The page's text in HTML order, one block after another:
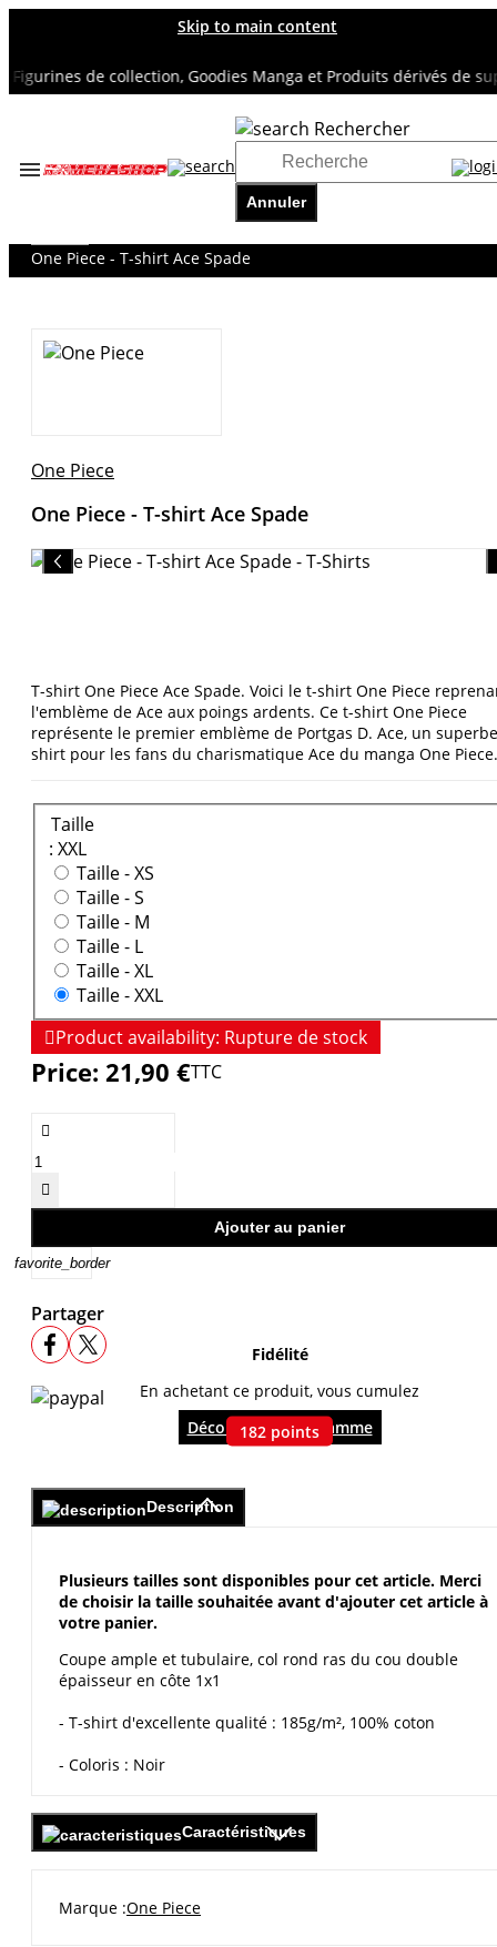
Skip to main content
de collection, Goodies Manga et Produits dérivés de super
Rechercher
Annuler
Accueil
One Piece - T-shirt Ace Spade
One Piece
One Piece - T-shirt Ace Spade
T-shirt One Piece Ace Spade. Voici le t-shirt One Piece
l'emblème de Ace aux poings ardents. Ce t-shirt One Piece
représente le premier emblème de Portgas D. Ace, un
shirt pour les fans du charismatique Ace du manga One Piece.
Taille
: XXL
Taille -XS
Taille -S
Taille - M
Taille - L
Taille -XL
Taille -XXL
Price: 21,90 €TTC


Ajouter au panier
favorite_border
Product availability: Rupture de stock
Partager
Fidélité
En achetant ce produit, vous cumulez
182 points
Découvrir le programme
Description
Plusieurs tailles sont disponibles pour cet article. Merci
de choisir la taille souhaitée avant d'ajouter cet article à
votre panier.
Coupe ample et tubulaire, col rond ras du cou double
épaisseur en côte 1x1
- T-shirt d'excellente qualité : 185g/m², 100% coton
- Coloris : Noir
Caractéristiques
Marque One Piece